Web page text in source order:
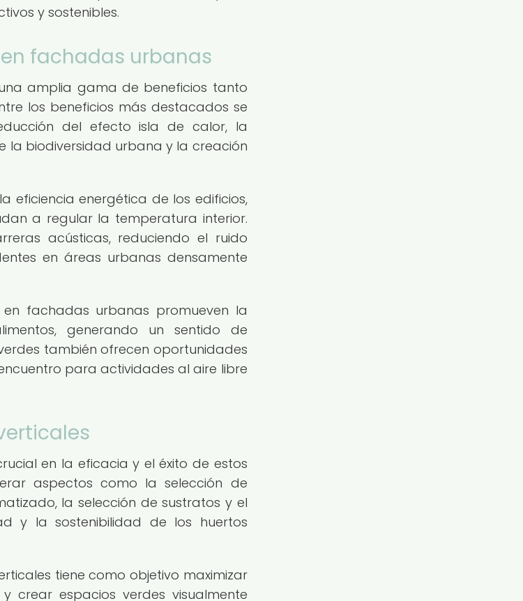
y sostenibles.
fachadas urbanas
amplia gama de beneficios tanto
los beneficios más destacados se
del efecto isla de calor, la
la biodiversidad urbana y la creación
eficiencia energética de los edificios,
a regular la temperatura interior.
acústicas, reduciendo el ruido
en áreas urbanas densamente
fachadas urbanas promueven la
generando un sentido de
también ofrecen oportunidades
para actividades al aire libre
en la eficacia y el éxito de estos
aspectos como la selección de
la selección de sustratos y el
y la sostenibilidad de los huertos
tiene como objetivo maximizar
crear espacios verdes visualmente